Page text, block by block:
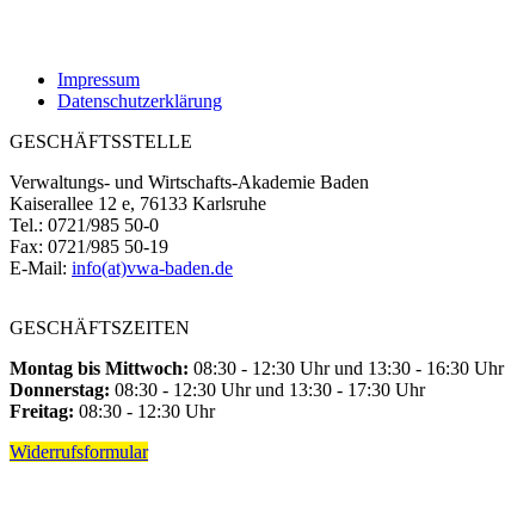
Impressum
Datenschutzerklärung
GESCHÄFTSSTELLE
Verwaltungs- und Wirtschafts-Akademie Baden
Kaiserallee 12 e, 76133 Karlsruhe
Tel.: 0721/985 50-0
Fax: 0721/985 50-19
E-Mail: info(at)vwa-baden.de
GESCHÄFTSZEITEN
Montag bis Mittwoch: 08:30 - 12:30 Uhr und 13:30 - 16:30 Uhr
Donnerstag: 08:30 - 12:30 Uhr und 13:30 - 17:30 Uhr
Freitag: 08:30 - 12:30 Uhr
Widerrufsformular